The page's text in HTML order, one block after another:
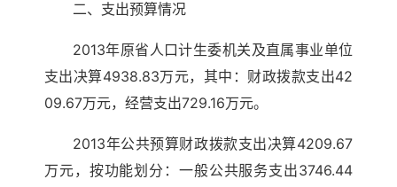
二、支出预算情况
2013年原省人口计生委机关及直属事业单位
支出决算4938.83万元，其中：财政拨款支出42
09.67万元，经营支出729.16万元。
2013年公共预算财政拨款支出决算4209.67
万元，按功能划分：一般公共服务支出3746.44